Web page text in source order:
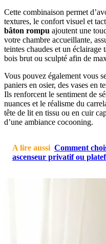
Cette combinaison permet
textures, le confort visuel et
bâton rompu ajoutent une
votre chambre accueillante,
teintes chaudes et un
bois brut ou sculpté afin de
Vous pouvez également vous
paniers en osier, des vases en
Ils renforcent le sentiment de
nuances et le réalisme du
tête de lit en tissu ou en cuir
d’une ambiance cocooning.
A lire aussi Comment
ascenseur privatif ou